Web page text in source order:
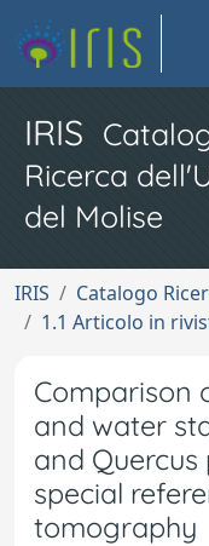
IRIS
Ricerca
del Molise
IRIS Catalogo
1.1 Articolo in
Comparison
and water
and
special
tomography